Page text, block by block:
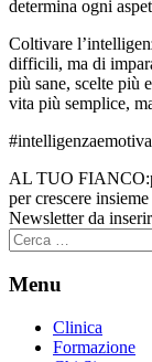
determina ogni
Coltivare
difficili, ma di
più sane, scelte più
vita più semplice,
AL TUO FIANCO:
per crescere insieme
Newsletter da
Ricerca
per:
Menu
Clinica
Formazione